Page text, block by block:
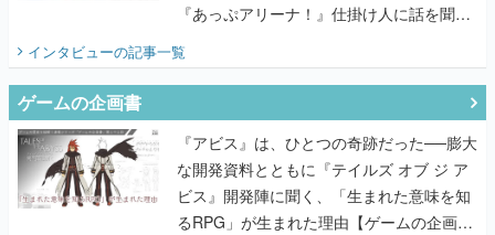
『あっぷアリーナ！』仕掛け人に話を聞い
インタビューの記事一覧
ゲームの企画書
『アビス』は、ひとつの奇跡だった──膨大
な開発資料とともに『テイルズ オブ ジ ア
ビス』開発陣に聞く、「生まれた意味を知
るRPG」が生まれた理由【ゲームの企画